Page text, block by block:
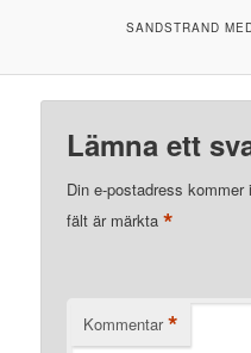
SANDSTRAND
Lämna ett
Din e-postadress kommer
fält är märkta*
Kommentar *